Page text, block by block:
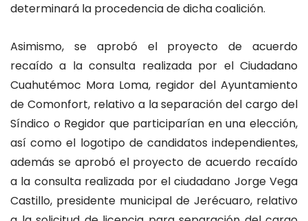
determinará la procedencia de dicha coalición.
Asimismo, se aprobó el proyecto de acuerdo
recaído a la consulta realizada por el Ciudadano
Cuahutémoc Mora Loma, regidor del Ayuntamiento
de Comonfort, relativo a la separación del cargo del
Síndico o Regidor que participarían en una elección,
así como el logotipo de candidatos independientes,
además se aprobó el proyecto de acuerdo recaído
a la consulta realizada por el ciudadano Jorge Vega
Castillo, presidente municipal de Jerécuaro, relativo